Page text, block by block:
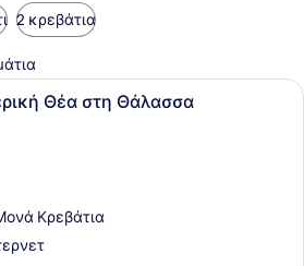
2 κρεβάτια
Ένα στρωμένο κρεβάτι με δύο
Θέα στη Θάλασσα
Κρεβάτια